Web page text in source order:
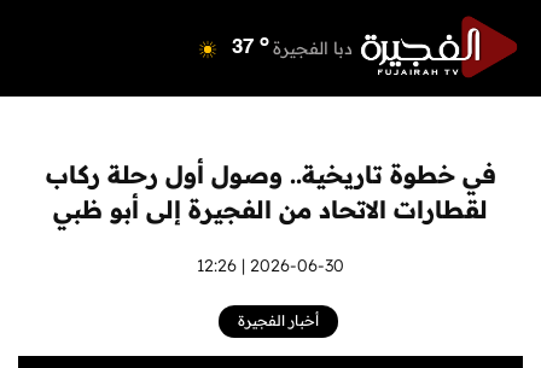
دبا الفجيرة 37 o
أم القيوين 39 o
راس الخيمة 38 o
الفجيرة 36 o
في خطوة تاريخية.. وصول أول رحلة ركاب
لقطارات الاتحاد من الفجيرة إلى أبو ظبي
2026-06-30 | 12:26
أخبار الفجيرة